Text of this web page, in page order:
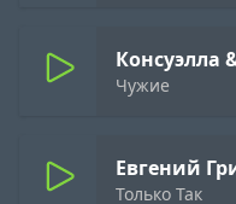
Консуэлла
Чужие
Евгений
Только Так